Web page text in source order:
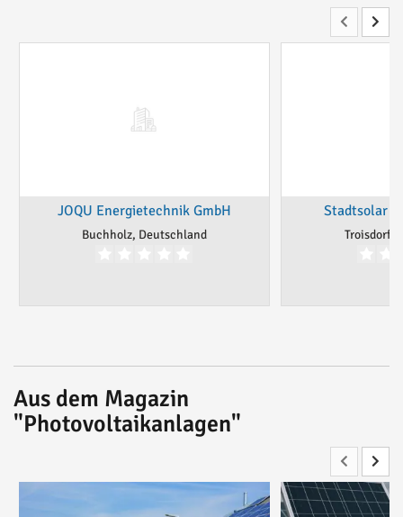
JOQU Energietechnik GmbH
Buchholz, Deutschland
Stadtsolar
Troisdorf,
Aus dem Magazin
"Photovoltaikanlagen"